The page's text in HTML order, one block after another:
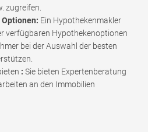
zugreifen.
Ein Hypothekenmakler
verfügbaren Hypothekenoptionen
bei der Auswahl der besten
: Sie bieten Expertenberatung
an den Immobilien